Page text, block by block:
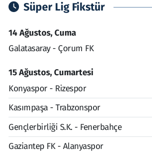
Süper Lig Fikstür
14 Ağustos, Cuma
Galatasaray - Çorum FK
15 Ağustos, Cumartesi
Konyaspor - Rizespor
Kasımpaşa - Trabzonspor
Gençlerbirliği S.K. - Fenerbahçe
Gaziantep FK - Alanyaspor